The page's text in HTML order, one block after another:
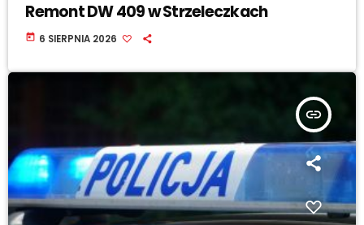
Remont DW 409 w Strzeleczkach
today 6 SIERPNIA 2026
insert_link